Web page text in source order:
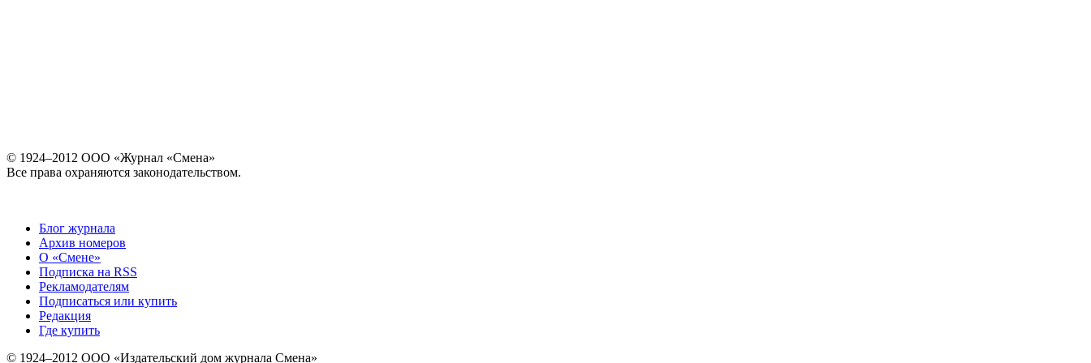
© 1924–2012 ООО «Журнал «Смена»
Все права охраняются законодательством.
Блог журнала
Архив номеров
О «Смене»
Подписка на RSS
Рекламодателям
Подписаться или купить
Редакция
Где купить
© 1924–2012 ООО «Издательский дом журнала Смена»